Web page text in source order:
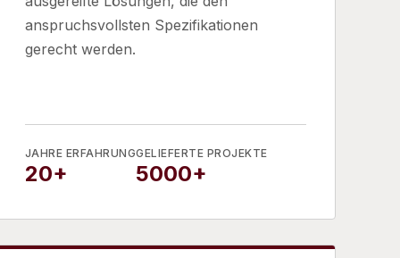
anspruchsvollsten Spezifikationen
gerecht werden.
JAHRE ERFAHRUNG
20+
GELIEFERTE PROJEKTE
5000+